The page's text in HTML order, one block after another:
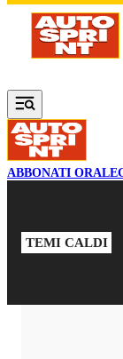
Vai al contenuto
ABBONATI ORA
TEMI CALDI